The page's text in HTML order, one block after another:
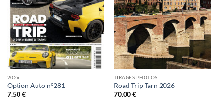
2026
Option Auto n°281
7.50€
TIRAGES PHOTOS
Road Trip Tarn 2026
70.00€